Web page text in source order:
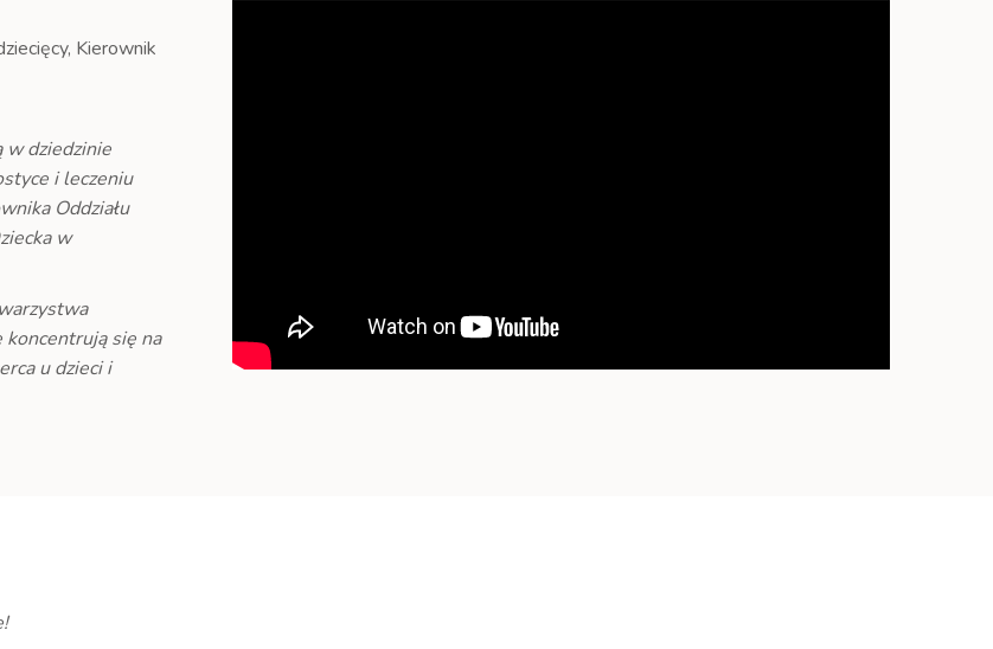
Kierownik
dziedzinie
i leczeniu
Oddziału
w
się na
u dzieci i